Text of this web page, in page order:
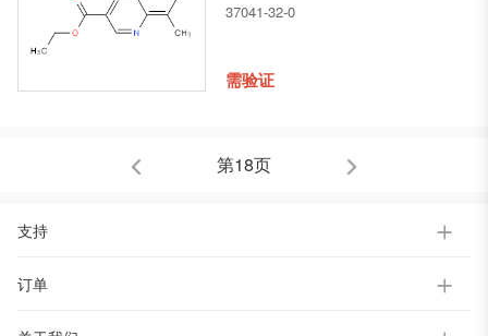
37041-32-0
需验证
第18页
支持
订单